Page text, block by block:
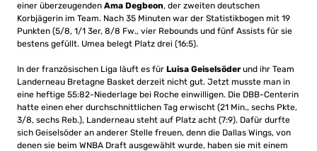
einer überzeugenden Ama Degbeon, der zweiten deutschen
Korbjägerin im Team. Nach 35 Minuten war der Statistikbogen mit 19
Punkten (5/8, 1/1 3er, 8/8 Fw., vier Rebounds und fünf Assists für sie
bestens gefüllt. Umea belegt Platz drei (16:5).
In der französischen Liga läuft es für Luisa Geiselsöderund ihr Team
Landerneau Bretagne Basket derzeit nicht gut. Jetzt musste man in
eine heftige 55:82-Niederlage bei Roche einwilligen. Die DBB-Centerin
hatte einen eher durchschnittlichen Tag erwischt (21 Min., sechs Pkte,
3/8, sechs Reb.), Landerneau steht auf Platz acht (7:9). Dafür durfte
sich Geiselsöder an anderer Stelle freuen, denn die Dallas Wings, von
denen sie beim WNBA Draft ausgewählt wurde, haben sie mit einem